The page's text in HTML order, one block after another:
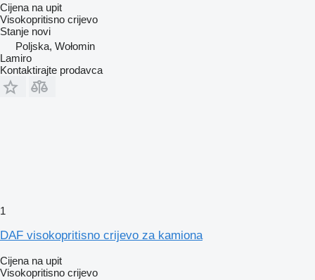
Cijena na upit
Visokopritisno crijevo
Stanje novi
Poljska, Wołomin
Lamiro
Kontaktirajte prodavca
1
DAF visokopritisno crijevo za kamiona
Cijena na upit
Visokopritisno crijevo